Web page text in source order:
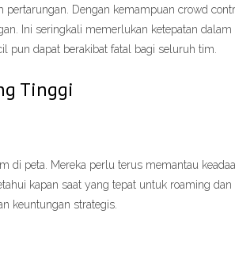
Dengan kemampuan crowd
Ini seringkali memerlukan ketepatan dalam
pun dapat berakibat fatal bagi seluruh tim.
Tinggi
di peta. Mereka perlu terus memantau
kapan saat yang tepat untuk roaming
keuntungan strategis.